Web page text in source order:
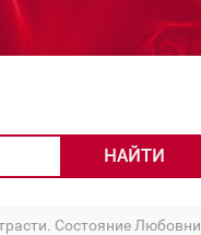
НАЙТИ
Состояние